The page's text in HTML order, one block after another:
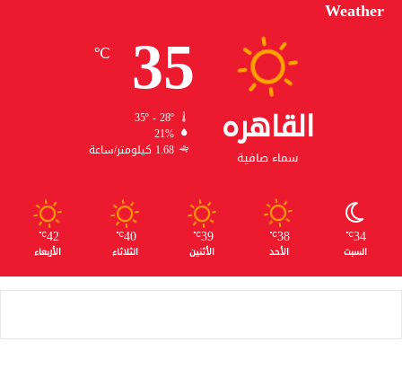
Weather
القاهره
سماء صافية
35
℃
35º - 28º
21%
1.68 كيلومتر/ساعة
34
℃
السبت
38
℃
الأحد
39
℃
الأثنين
40
℃
الثلاثاء
42
℃
الأربعاء